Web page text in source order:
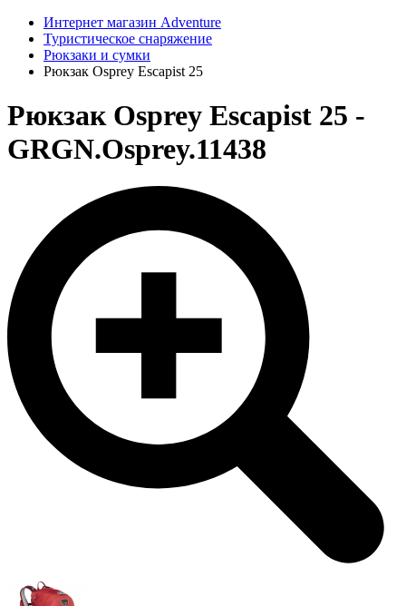
Интернет магазин Adventure
Туристическое снаряжение
Рюкзаки и сумки
Рюкзак Osprey Escapist 25
Рюкзак Osprey Escapist 25 -
GRGN.Osprey.11438